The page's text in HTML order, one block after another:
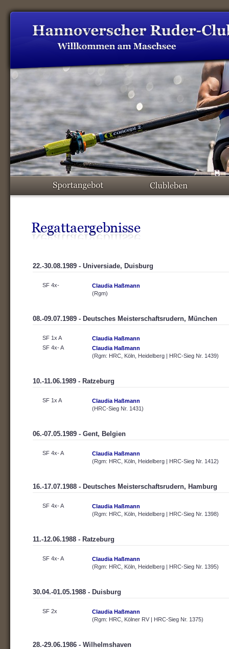
22.-30.08.1989 - Universiade, Duisburg
SF 4x-
Claudia Haßmann
(Rgm)
08.-09.07.1989 - Deutsches Meisterschaftsrudern, München
SF 1x A
Claudia Haßmann
SF 4x- A
Claudia Haßmann
(Rgm: HRC, Köln, Heidelberg | HRC-Sieg Nr. 1439)
10.-11.06.1989 - Ratzeburg
SF 1x A
Claudia Haßmann
(HRC-Sieg Nr. 1431)
06.-07.05.1989 - Gent, Belgien
SF 4x- A
Claudia Haßmann
(Rgm: HRC, Köln, Heidelberg | HRC-Sieg Nr. 1412)
16.-17.07.1988 - Deutsches Meisterschaftsrudern, Hamburg
SF 4x- A
Claudia Haßmann
(Rgm: HRC, Köln, Heidelberg | HRC-Sieg Nr. 1398)
11.-12.06.1988 - Ratzeburg
SF 4x- A
Claudia Haßmann
(Rgm: HRC, Köln, Heidelberg | HRC-Sieg Nr. 1395)
30.04.-01.05.1988 - Duisburg
SF 2x
Claudia Haßmann
(Rgm: HRC, Kölner RV | HRC-Sieg Nr. 1375)
28.-29.06.1986 - Wilhelmshaven